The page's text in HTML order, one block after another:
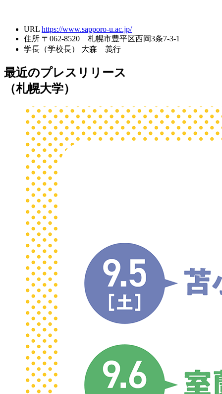
URL https://www.sapporo-u.ac.jp/
住所 〒062-8520 札幌市豊平区西岡3条7-3-1
学長（学校長）
大森 義行
最近のプレスリリース
（札幌大学）